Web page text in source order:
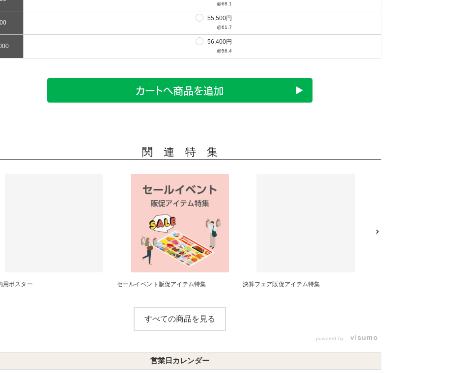
@68.1
55,500円
@61.7
56,400円
@56.4
関 連 特 集
用ポスター セールイベント販促アイテム特集 決算フェア販促アイテム特集
すべての商品を見る
powered by
営業日カレンダー